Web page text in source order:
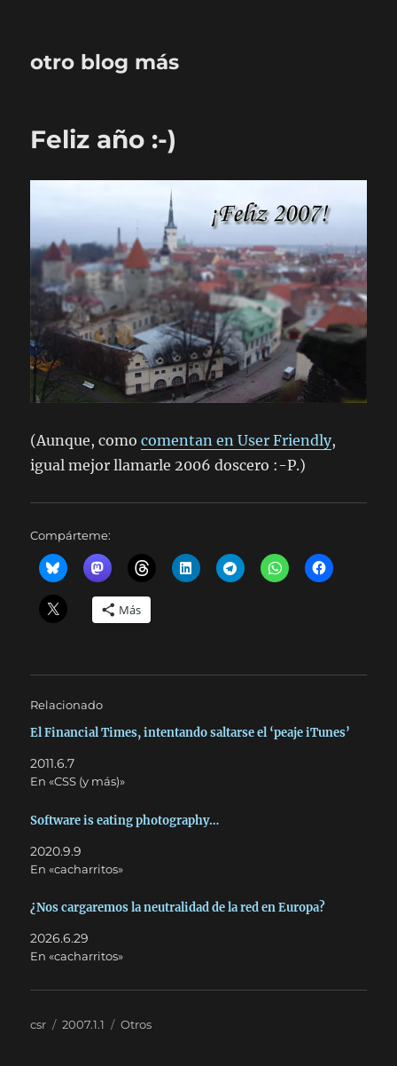
otro blog más
Feliz año :-)
(Aunque, comocomentan en User Friendly,
igual mejor llamarle 2006 doscero :-P.)
Compárteme:
Más
Relacionado
El Financial Times, intentando saltarse el ‘peaje iTunes’
2011.6.7
En «CSS (y más)»
Software is eating photography…
2020.9.9
En «cacharritos»
¿Nos cargaremos la neutralidad de la red en Europa?
2026.6.29
En «cacharritos»
Autor
csr
Publicado
2007.1.1 Categorías
Otros